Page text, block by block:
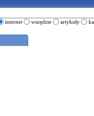
internet wszędzie artykuły